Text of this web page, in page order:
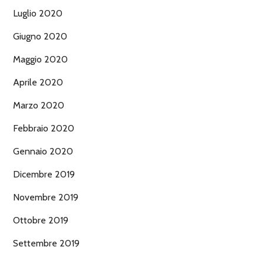
Luglio 2020
Giugno 2020
Maggio 2020
Aprile 2020
Marzo 2020
Febbraio 2020
Gennaio 2020
Dicembre 2019
Novembre 2019
Ottobre 2019
Settembre 2019